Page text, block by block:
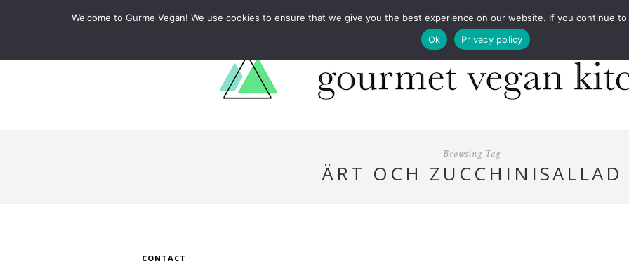
ABOUT RECIPES LEARN COOKBOOKS FOOD DESIGN PRESS
Browsing Tag
ÄRT OCH ZUCCHINISALLAD
CONTACT
Welcome to Gurme Vegan! We use cookies to ensure that we give you the best experience on our website. If you continue
Ok
Privacy policy